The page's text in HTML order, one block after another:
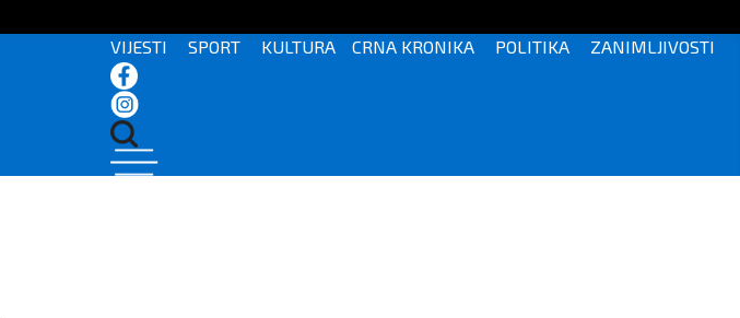
VIJESTI SPORT KULTURA CRNA KRONIKA POLITIKA ZANIMLJIVOSTI